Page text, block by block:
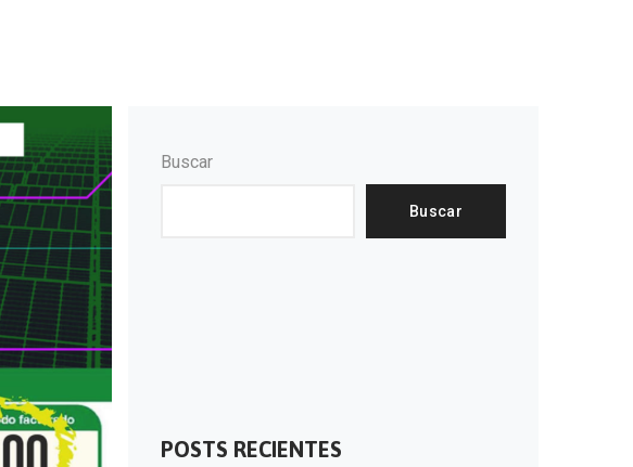
Buscar
Buscar
POSTS RECIENTES